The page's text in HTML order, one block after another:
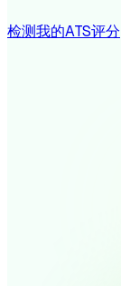
检测我的ATS评分